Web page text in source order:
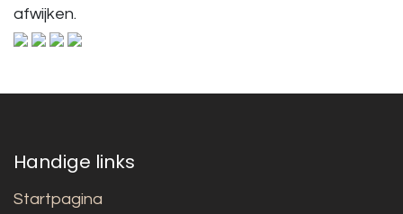
afwijken.
Handige links
Startpagina